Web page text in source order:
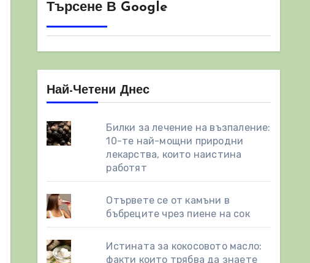
Търсене В Google
Най-Четени Днес
Билки за лечение на възпаление:
10-те най-мощни природни
лекарства, които наистина
работят
Отървете се от камъни в
бъбреците чрез пиене на сок
Истината за кокосовото масло:
факти които трябва да знаете